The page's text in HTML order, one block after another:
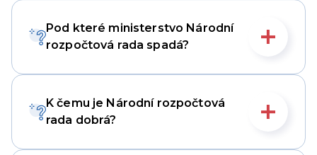
Pod které ministerstvo Národní
rozpočtová rada spadá?
K čemu je Národní rozpočtová
rada dobrá?